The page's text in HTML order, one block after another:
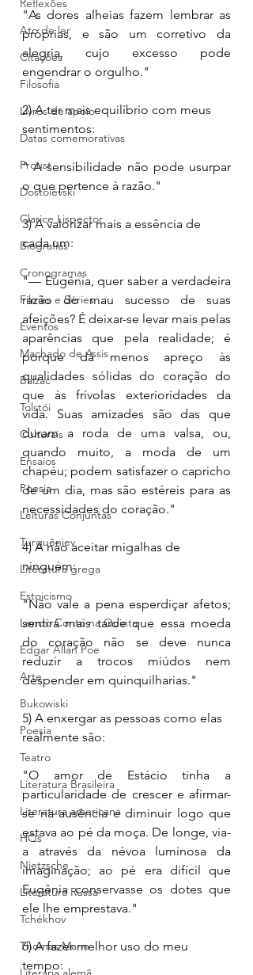
Reflexões
Ato de ler
Citações
Filosofia
Livros de apoio
Datas comemorativas
Proust
Dostoiévski
Clarice Lispector
Biografias
Cronogramas
Filmes e Séries
Eventos
Machado de Assis
Balzac
Tolstói
Culturais
Ensaios
Poesia
Leituras Conjuntas
Turguêniev
Literatura grega
Estoicismo
Lendo Conto na Quinta
Edgar Allan Poe
Arte
Bukowiski
Poesia
Teatro
Literatura Brasileira
Literatura americana
HQs
Nietzsche
Literatura Russa
Tchékhov
Thomas Mann
"As dores alheias fazem lembrar as
próprias, e são um corretivo da
alegria, cujo excesso pode
engendrar o orgulho."
2) A ter mais equilíbrio com meus
sentimentos:
" A sensibilidade não pode usurpar
o que pertence à razão."
3) A valorizar mais a essência de
cada um:
"— Eugênia, quer saber a verdadeira
razão do mau sucesso de suas
afeições? É deixar-se levar mais pelas
aparências que pela realidade; é
porque dá menos apreço às
qualidades sólidas do coração do
que às frívolas exterioridades da
vida. Suas amizades são das que
duram a roda de uma valsa, ou,
quando muito, a moda de um
chapéu; podem satisfazer o capricho
de um dia, mas são estéreis para as
necessidades do coração."
4) A não aceitar migalhas de
ninguém:
"Não vale a pena esperdiçar afetos;
sentirá mais tarde que essa moeda
do coração não se deve nunca
reduzir a trocos miúdos nem
despender em quinquilharias."
5) A enxergar as pessoas como elas
realmente são:
"O amor de Estácio tinha a
particularidade de crescer e afirmar-
se na ausência e diminuir logo que
estava ao pé da moça. De longe, via-
a através da névoa luminosa da
imaginação; ao pé era difícil que
Eugênia conservasse os dotes que
ele lhe emprestava."
6) A fazer melhor uso do meu
tempo: